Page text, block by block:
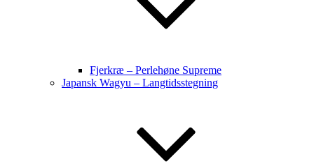
Fjerkræ – Perlehøne Supreme
Japansk Wagyu – Langtidsstegning